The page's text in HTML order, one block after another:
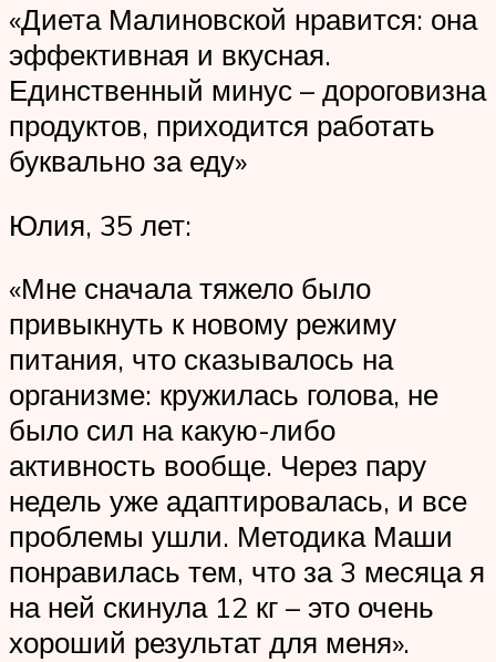
«Диета Малиновской нравится: она
эффективная и вкусная.
Единственный минус – дороговизна
продуктов, приходится работать
буквально за еду»
Юлия, 35 лет:
«Мне сначала тяжело было
привыкнуть к новому режиму
питания, что сказывалось на
организме: кружилась голова, не
было сил на какую-либо
активность вообще. Через пару
недель уже адаптировалась, и все
проблемы ушли. Методика Маши
понравилась тем, что за 3 месяца я
на ней скинула 12 кг – это очень
хороший результат для меня».